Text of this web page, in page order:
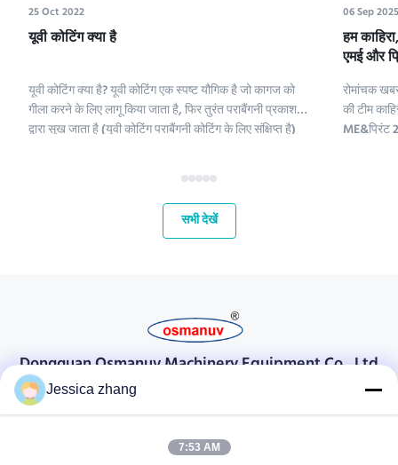
25 Oct 2022
यूवी कोटिंग क्या है
यूवी कोटिंग क्या है? यूवी कोटिंग एक स्पष्ट यौगिक है जो कागज को
गीला करने के लिए लागू किया जाता है, फिर तुरंत पराबैंगनी प्रकाश
द्वारा सूख जाता है (यूवी कोटिंग पराबैंगनी कोटिंग के लिए संक्षिप्त है)
कैओलिनिट शामिल हैं। इन यौगिकों को परिष्कृत क...
06 Sep 2025
हम
एमई और
रोमांचक
की टीम
ME&प्रिंट
सभी देखें
Dongguan Osmanuv Machinery Equipment Co., Ltd
डोंगगुआन ओस्मानुव मशीनरी उपकरण कं, लिमिटेड
Jessica zhang
7:53 AM